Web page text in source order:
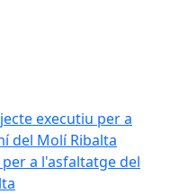
executiu per a
del Molí Ribalta
a l'asfaltatge del